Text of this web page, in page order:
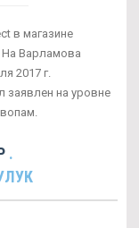
в магазине
На Варламова
2017 г.
заявлен на уровне
.